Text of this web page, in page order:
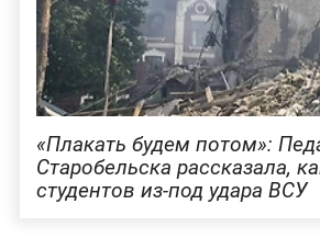
«Плакать будем потом»:
Старобельска рассказала,
студентов из-под удара ВСУ